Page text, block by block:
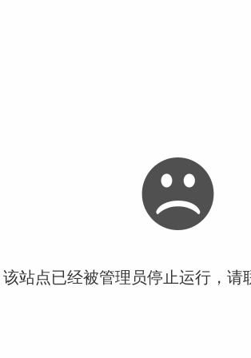
站点已经被管理员停止运行，请